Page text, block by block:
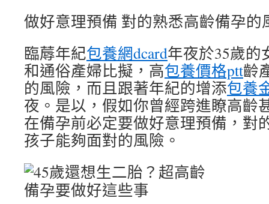
做好意理預備 對的熟悉高齡備孕的
臨蓐年紀包養網dcard年夜於35歲的
和通俗產婦比擬，高包養價格ptt齡
的風險，而且跟著年紀的增添包養
夜。是以，假如你曾經跨進瞭高齡
在備孕前必定要做好意理預備，對
孩子能夠面對的風險。